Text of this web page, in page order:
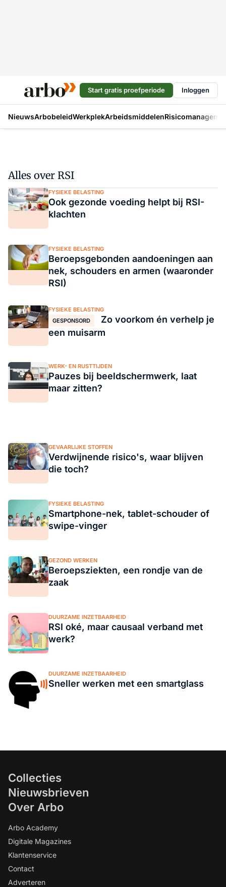
Start gratis proefperiode Inloggen
NieuwsArbobeleidWerkplekArbeidsmiddelen
Alles over RSI
FYSIEKE BELASTING
Ook gezonde voeding helpt bij RSI-
klachten
FYSIEKE BELASTING
Beroepsgebonden aandoeningen aan
nek, schouders en armen (waaronder
RSI)
FYSIEKE BELASTING
GESPONSORD
Zo voorkom én verhelp je
een muisarm
WERK- EN RUSTTIJDEN
Pauzes bij beeldschermwerk, laat
maar zitten?
GEVAARLIJKE STOFFEN
Verdwijnende risico's, waar blijven
die toch?
FYSIEKE BELASTING
Smartphone-nek, tablet-schouder of
swipe-vinger
GEZOND WERKEN
Beroepsziekten, een rondje van de
zaak
DUURZAME INZETBAARHEID
RSI oké, maar causaal verband met
werk?
DUURZAME INZETBAARHEID
Sneller werken met een smartglass
Collecties
Nieuwsbrieven
Over Arbo
Arbo Academy
Digitale Magazines
Klantenservice
Contact
Adverteren